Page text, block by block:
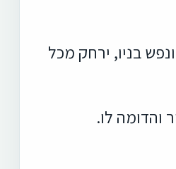
בניו, ירחק מכל
והדומה לו.